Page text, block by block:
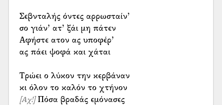
Σεβνταλής όντες αρρωσταίν’
σο γιάν’ ατ’ ξάι μη πάτεν
Αφήστε ατον ας υποφέρ’
ας πάει ψοφά και χάται
Τρώει ο λύκον την κερβάναν
[Αχ!]Πόσα βραδάς εμόνασες